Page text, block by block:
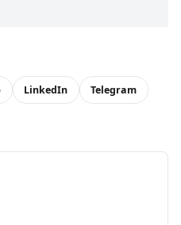
LinkedIn Telegram